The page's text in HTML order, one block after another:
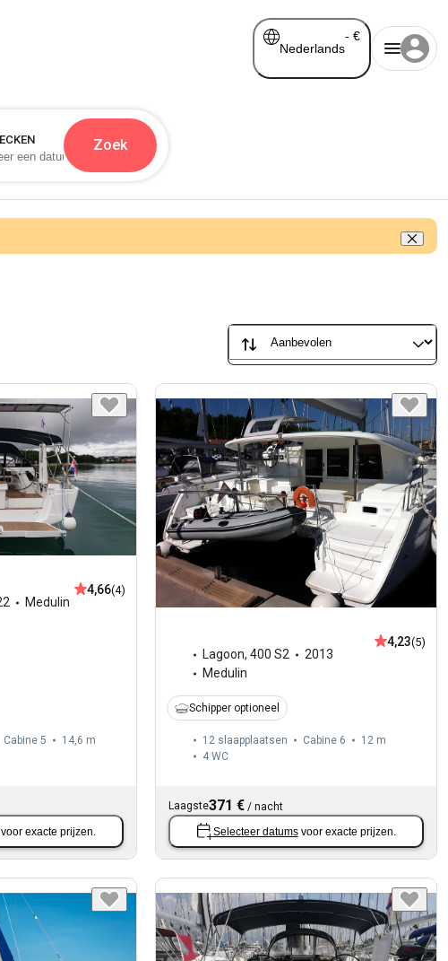
Nederlands
- €
Zoek
Medulin
4,66(4)
Cabine 5
14,6 m
voor exacte prijzen.
Lagoon,400 S2
2013
Medulin
4,23(5)
Schipper optioneel
12 slaapplaatsen Cabine 6
12 m
4 WC
Laagste371 € /nacht
Selecteer datums voor exacte prijzen.